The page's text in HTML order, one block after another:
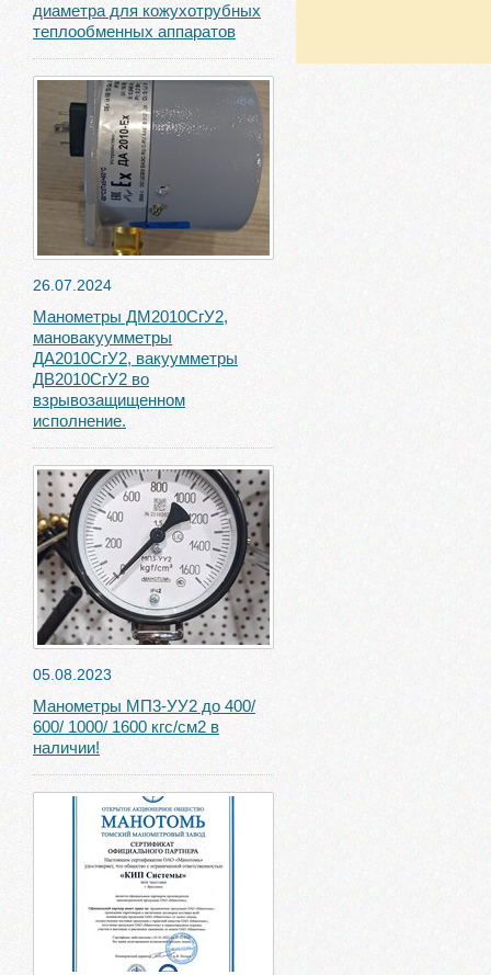
диаметра для кожухотрубных
теплообменных аппаратов
26.07.2024
Манометры ДМ2010СгУ2,
мановакуумметры
ДА2010СгУ2, вакуумметры
ДВ2010СгУ2 во
взрывозащищенном
исполнение.
05.08.2023
Манометры МП3-УУ2 до 400/
600/ 1000/ 1600 кгс/см2 в
наличии!